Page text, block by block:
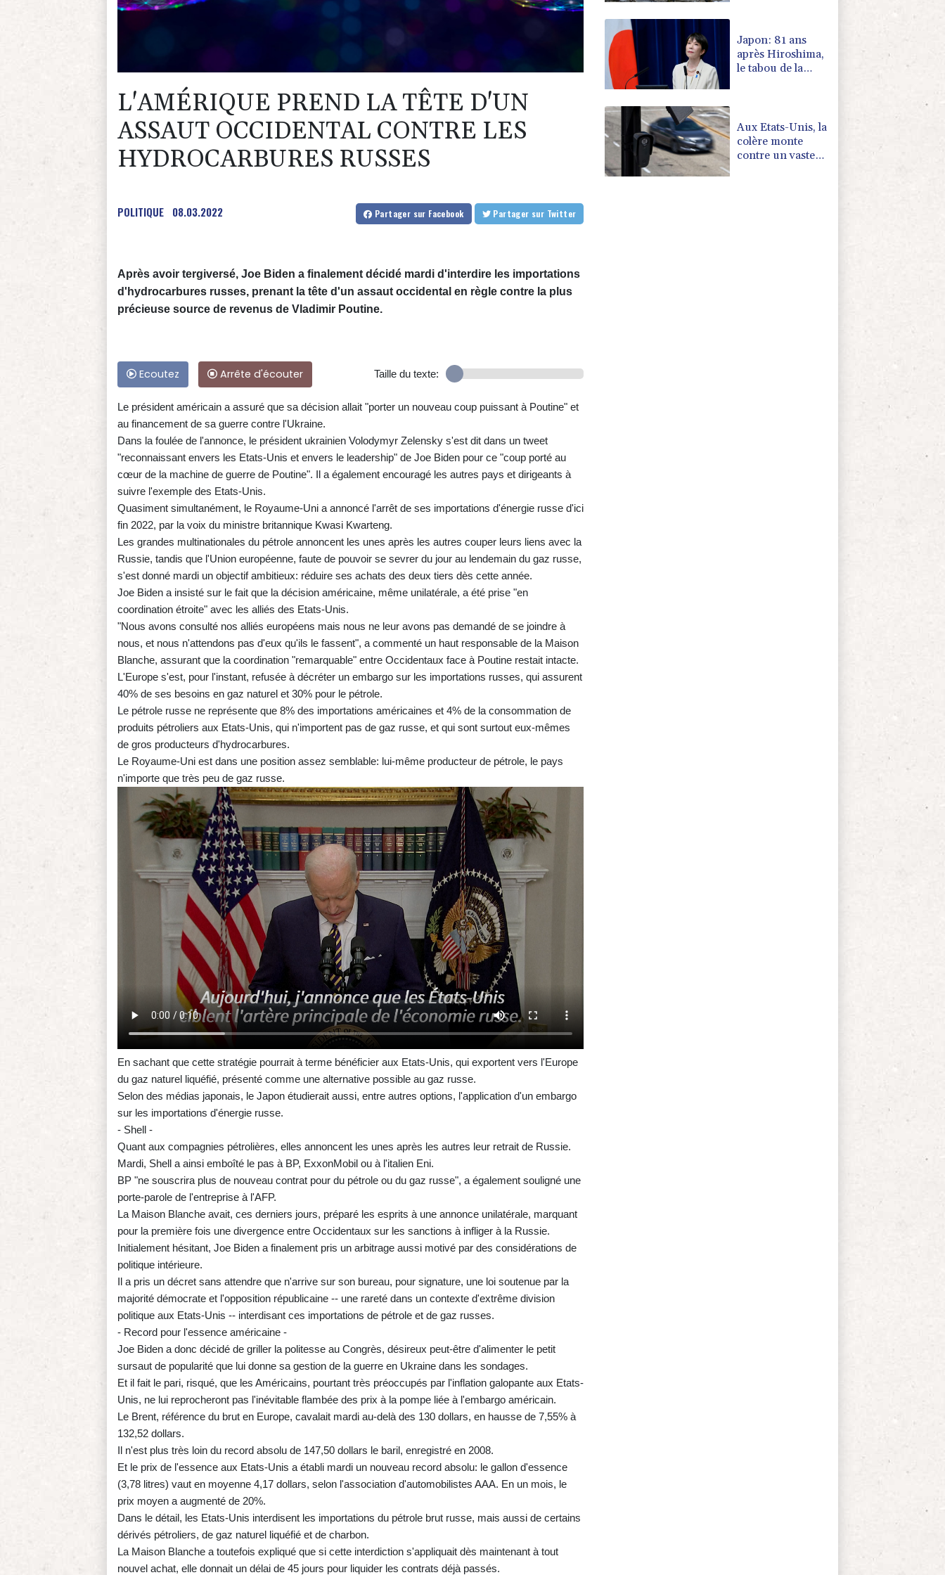
L'AMÉRIQUE PREND LA TÊTE D'UN
ASSAUT OCCIDENTAL CONTRE LES
HYDROCARBURES RUSSES
POLITIQUE 08.03.2022 Partager sur Facebook Partager sur Twitter
Après avoir tergiversé, Joe Biden a finalement décidé mardi d'interdire les importations
d'hydrocarbures russes, prenant la tête d'un assaut occidental en règle contre la plus
précieuse source de revenus de Vladimir Poutine.
Ecoutez Arrête d'écouter Taille du texte:
Le président américain a assuré que sa décision allait "porter un nouveau coup puissant à Poutine" et
au financement de sa guerre contre l'Ukraine.
Dans la foulée de l'annonce, le président ukrainien Volodymyr Zelensky s'est dit dans un tweet
"reconnaissant envers les Etats-Unis et envers le leadership" de Joe Biden pour ce "coup porté au
cœur de la machine de guerre de Poutine". Il a également encouragé les autres pays et dirigeants à
suivre l'exemple des Etats-Unis.
Quasiment simultanément, le Royaume-Uni a annoncé l'arrêt de ses importations d'énergie russe d'ici
fin 2022, par la voix du ministre britannique Kwasi Kwarteng.
Les grandes multinationales du pétrole annoncent les unes après les autres couper leurs liens avec la
Russie, tandis que l'Union européenne, faute de pouvoir se sevrer du jour au lendemain du gaz russe,
s'est donné mardi un objectif ambitieux: réduire ses achats des deux tiers dès cette année.
Joe Biden a insisté sur le fait que la décision américaine, même unilatérale, a été prise "en
coordination étroite" avec les alliés des Etats-Unis.
"Nous avons consulté nos alliés européens mais nous ne leur avons pas demandé de se joindre à
nous, et nous n'attendons pas d'eux qu'ils le fassent", a commenté un haut responsable de la Maison
Blanche, assurant que la coordination "remarquable" entre Occidentaux face à Poutine restait intacte.
L'Europe s'est, pour l'instant, refusée à décréter un embargo sur les importations russes, qui assurent
40% de ses besoins en gaz naturel et 30% pour le pétrole.
Le pétrole russe ne représente que 8% des importations américaines et 4% de la consommation de
produits pétroliers aux Etats-Unis, qui n'importent pas de gaz russe, et qui sont surtout eux-mêmes
de gros producteurs d'hydrocarbures.
Le Royaume-Uni est dans une position assez semblable: lui-même producteur de pétrole, le pays
n'importe que très peu de gaz russe.
En sachant que cette stratégie pourrait à terme bénéficier aux Etats-Unis, qui exportent vers l'Europe
du gaz naturel liquéfié, présenté comme une alternative possible au gaz russe.
Selon des médias japonais, le Japon étudierait aussi, entre autres options, l'application d'un embargo
sur les importations d'énergie russe.
- Shell -
Quant aux compagnies pétrolières, elles annoncent les unes après les autres leur retrait de Russie.
Mardi, Shell a ainsi emboîté le pas à BP, ExxonMobil ou à l'italien Eni.
BP "ne souscrira plus de nouveau contrat pour du pétrole ou du gaz russe", a également souligné une
porte-parole de l'entreprise à l'AFP.
La Maison Blanche avait, ces derniers jours, préparé les esprits à une annonce unilatérale, marquant
pour la première fois une divergence entre Occidentaux sur les sanctions à infliger à la Russie.
Initialement hésitant, Joe Biden a finalement pris un arbitrage aussi motivé par des considérations de
politique intérieure.
Il a pris un décret sans attendre que n'arrive sur son bureau, pour signature, une loi soutenue par la
majorité démocrate et l'opposition républicaine -- une rareté dans un contexte d'extrême division
politique aux Etats-Unis -- interdisant ces importations de pétrole et de gaz russes.
- Record pour l'essence américaine -
Joe Biden a donc décidé de griller la politesse au Congrès, désireux peut-être d'alimenter le petit
sursaut de popularité que lui donne sa gestion de la guerre en Ukraine dans les sondages.
Et il fait le pari, risqué, que les Américains, pourtant très préoccupés par l'inflation galopante aux Etats-
Unis, ne lui reprocheront pas l'inévitable flambée des prix à la pompe liée à l'embargo américain.
Le Brent, référence du brut en Europe, cavalait mardi au-delà des 130 dollars, en hausse de 7,55% à
132,52 dollars.
Il n'est plus très loin du record absolu de 147,50 dollars le baril, enregistré en 2008.
Et le prix de l'essence aux Etats-Unis a établi mardi un nouveau record absolu: le gallon d'essence
(3,78 litres) vaut en moyenne 4,17 dollars, selon l'association d'automobilistes AAA. En un mois, le
prix moyen a augmenté de 20%.
Dans le détail, les Etats-Unis interdisent les importations du pétrole brut russe, mais aussi de certains
dérivés pétroliers, de gaz naturel liquéfié et de charbon.
La Maison Blanche a toutefois expliqué que si cette interdiction s'appliquait dès maintenant à tout
nouvel achat, elle donnait un délai de 45 jours pour liquider les contrats déjà passés.
Japon: 81 ans
après Hiroshima,
le tabou de la
Aux Etats-Unis, la
colère monte
contre un vaste